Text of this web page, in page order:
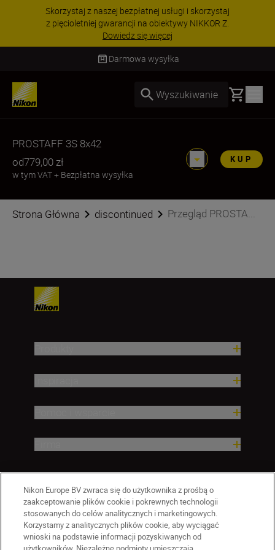
Skorzystaj z naszej bezpłatnej usługi i skorzystaj
z pięcioletniej gwarancji na obiektywy NIKKOR Z.
Dowiedz się więcej
Darmowa wysyłka
Wyszukiwanie Basket
PROSTAFF 3S 8x42
od779,00 zł
w tym VAT+ Bezpłatna wysyłka
KUP
Strona Główna discontinued Przegląd PROSTA...
Nikon Europe BV zwraca się do użytkownika z prośbą o
zaakceptowanie plików cookie i pokrewnych technologii
stosowanych do celów analitycznych i marketingowych.
Korzystamy z analitycznych plików cookie, aby wyciągać
wnioski na podstawie informacji pozyskiwanych od